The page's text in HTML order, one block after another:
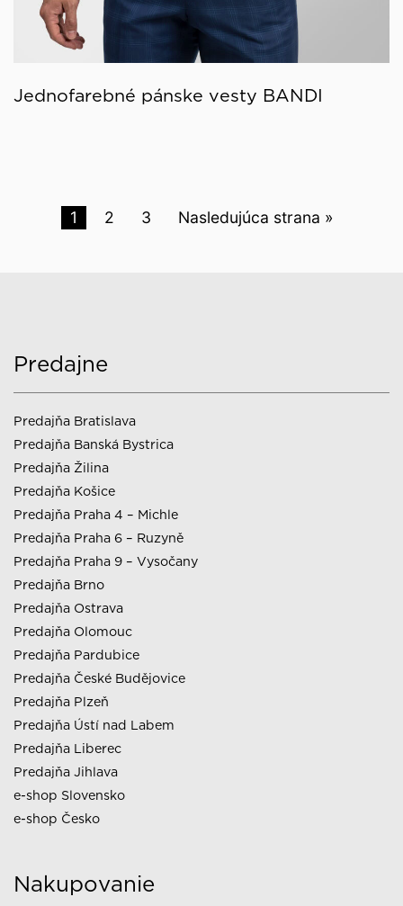
Jednofarebné pánske vesty BANDI
1 2 3 Nasledujúca strana »
Predajne
Predajňa Bratislava
Predajňa Banská Bystrica
Predajňa Žilina
Predajňa Košice
Predajňa Praha 4 – Michle
Predajňa Praha 6 – Ruzyně
Predajňa Praha 9 – Vysočany
Predajňa Brno
Predajňa Ostrava
Predajňa Olomouc
Predajňa Pardubice
Predajňa České Budějovice
Predajňa Plzeň
Predajňa Ústí nad Labem
Predajňa Liberec
Predajňa Jihlava
e-shop Slovensko
e-shop Česko
Nakupovanie